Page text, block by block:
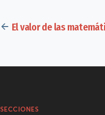
El valor de las
SECCIONES